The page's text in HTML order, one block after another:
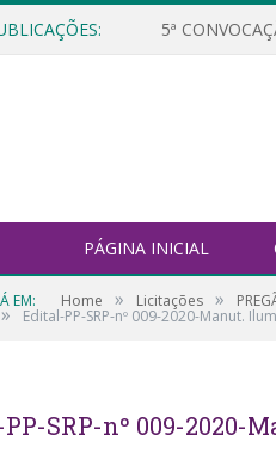
5ª
PÁGINA INICIAL
EM: Home » Licitações »
» Edital-PP-SRP-nº 009-2020-Manut.
SRP-nº 009-2020-